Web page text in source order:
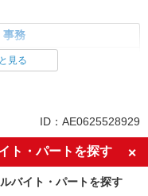
区／最寄駅：尾頭橋駅、金
駅、金山駅から1区
☆引継ぎ期間たっぷりで
事務
見る
ID：AE0625528929
ト・パートを探す
バイト・パートを探す